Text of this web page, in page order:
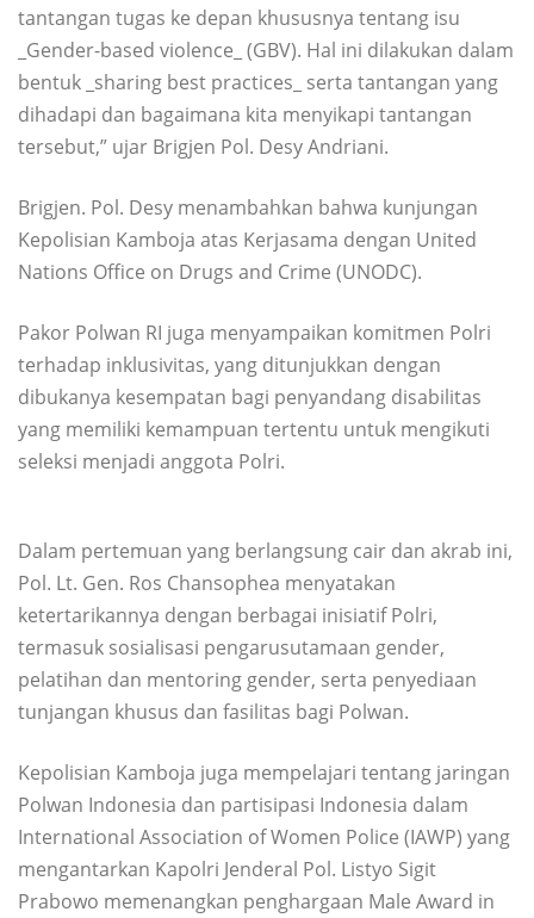
tantangan tugas ke depan khususnya tentang isu
_Gender-based violence_ (GBV). Hal ini dilakukan dalam
bentuk _sharing best practices_ serta tantangan yang
dihadapi dan bagaimana kita menyikapi tantangan
tersebut,” ujar Brigjen Pol. Desy Andriani.
Brigjen. Pol. Desy menambahkan bahwa kunjungan
Kepolisian Kamboja atas Kerjasama dengan United
Nations Office on Drugs and Crime (UNODC).
Pakor Polwan RI juga menyampaikan komitmen Polri
terhadap inklusivitas, yang ditunjukkan dengan
dibukanya kesempatan bagi penyandang disabilitas
yang memiliki kemampuan tertentu untuk mengikuti
seleksi menjadi anggota Polri.
Dalam pertemuan yang berlangsung cair dan akrab ini,
Pol. Lt. Gen. Ros Chansophea menyatakan
ketertarikannya dengan berbagai inisiatif Polri,
termasuk sosialisasi pengarusutamaan gender,
pelatihan dan mentoring gender, serta penyediaan
tunjangan khusus dan fasilitas bagi Polwan.
Kepolisian Kamboja juga mempelajari tentang jaringan
Polwan Indonesia dan partisipasi Indonesia dalam
International Association of Women Police (IAWP) yang
mengantarkan Kapolri Jenderal Pol. Listyo Sigit
Prabowo memenangkan penghargaan Male Award in